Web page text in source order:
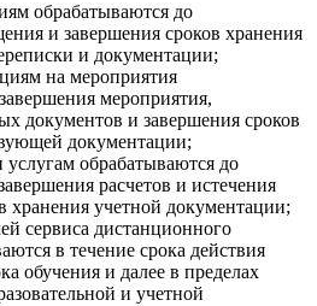
обрабатываются до
и завершения сроков хранения
и документации;
на мероприятия
мероприятия,
документов и завершения сроков
документации;
услугам обрабатываются до
расчетов и истечения
хранения учетной документации;
сервиса дистанционного
в течение срока действия
обучения и далее в пределах
и учетной